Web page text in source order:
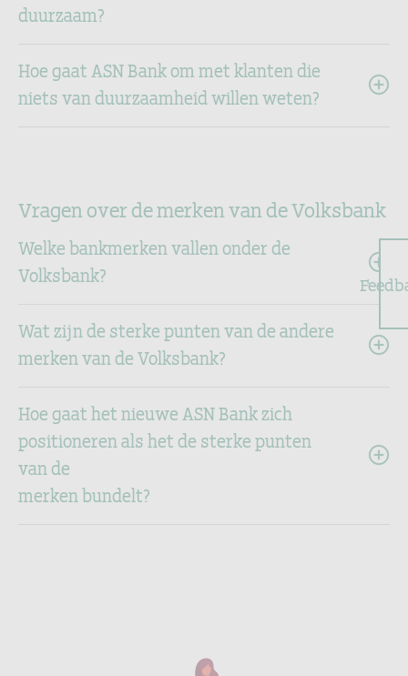
duurzaam?
Hoe gaat ASN Bank om met klanten die
niets van duurzaamheid willen weten?
Vragen over de merken van de Volksbank
Welke bankmerken vallen onder de
Volksbank?
Wat zijn de sterke punten van de andere
merken van de Volksbank?
Hoe gaat het nieuwe ASN Bank zich
positioneren als het de sterke punten
van de
merken bundelt?